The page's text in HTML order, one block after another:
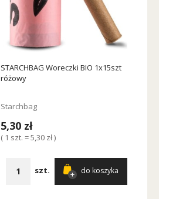
STARCHBAG Woreczki BIO 1x15szt
różowy
Starchbag
5,30 zł
( 1 szt. = 5,30 zł )
szt. do koszyka